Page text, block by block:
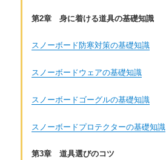
第2章 身に着ける道具の基礎知識
スノーボード防寒対策の基礎知識
スノーボードウェアの基礎知識
スノーボードゴーグルの基礎知識
スノーボードプロテクターの基礎知識
第3章 道具選びのコツ